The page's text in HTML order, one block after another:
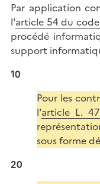
Par application
l'article 54 du
procédé
support
10
Pour les
l'article L.
sous forme
20